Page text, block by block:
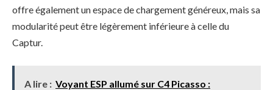
offre également un espace de chargement généreux, mais sa
modularité peut être légèrement inférieure à celle du
Captur.
A lire : Voyant ESP allumé sur C4 Picasso :